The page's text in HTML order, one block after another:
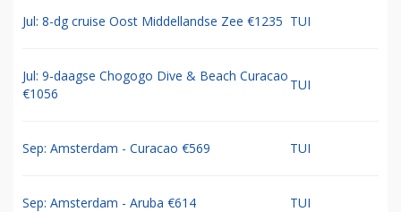
Jul: 8-dg cruise Oost Middellandse Zee €1235 TUI
Jul: 9-daagse Chogogo Dive & Beach Curacao
€1056
TUI
Sep: Amsterdam - Curacao €569 TUI
Sep: Amsterdam - Aruba €614 TUI